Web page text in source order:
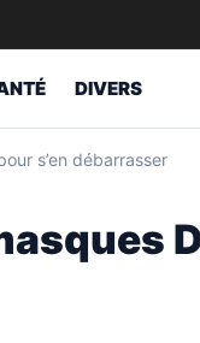
DIVERS
s’en débarrasser